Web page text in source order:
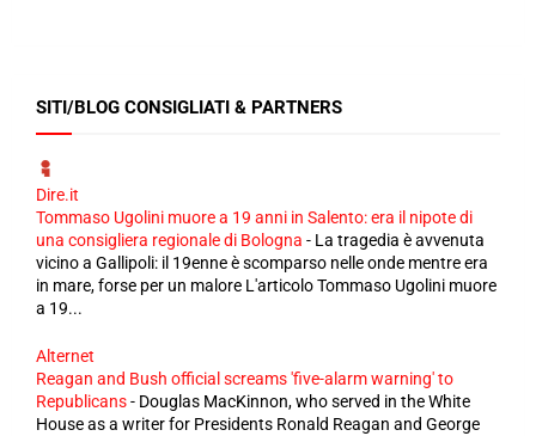
SITI/BLOG CONSIGLIATI & PARTNERS
Dire.it
Tommaso Ugolini muore a 19 anni in Salento: era il nipote di
una consigliera regionale di Bologna - La tragedia è avvenuta
vicino a Gallipoli: il 19enne è scomparso nelle onde mentre era
in mare, forse per un malore L'articolo Tommaso Ugolini muore
a 19...
Alternet
Reagan and Bush official screams 'five-alarm warning' to
Republicans- Douglas MacKinnon, who served in the White
House as a writer for Presidents Ronald Reagan and George